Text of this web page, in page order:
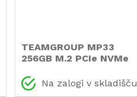
TEAMGROUP MP33
256GB M.2 PCIe NVMe
SSD Na zalogi v skladišču